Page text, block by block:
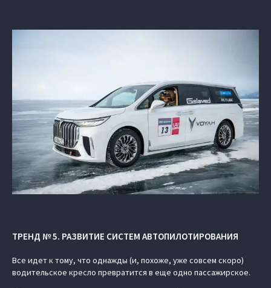
ТРЕНД № 5. РАЗВИТИЕ СИСТЕМ АВТОПИЛОТИРОВАНИЯ
Все идет к тому, что однажды (и, похоже, уже совсем скоро)
водительское кресло превратится в еще одно пассажирское.